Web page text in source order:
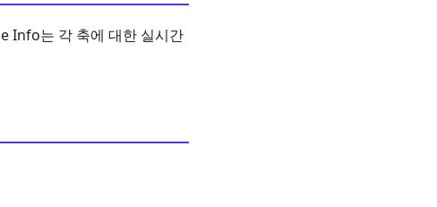
Info는 각 축에 대한 실시간